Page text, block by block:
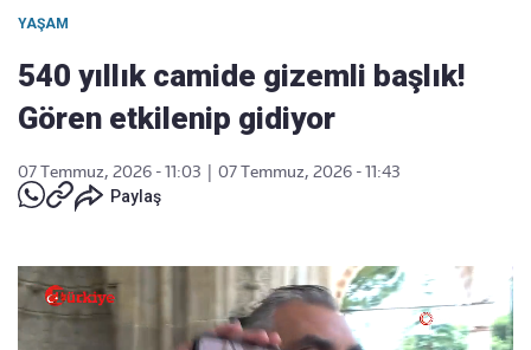
YAŞAM
540 yıllık camide gizemli başlık!
Gören etkilenip gidiyor
07 Temmuz, 2026 - 11:03
07 Temmuz, 2026 - 11:43
Paylaş